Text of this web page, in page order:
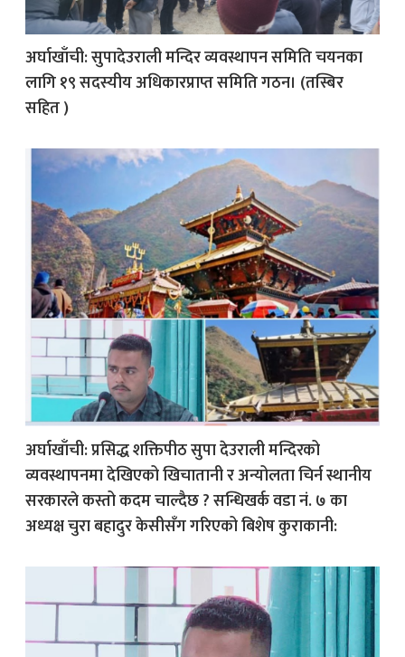
अर्घाखाँची: सुपादेउराली मन्दिर व्यवस्थापन समिति चयनका
लागि १९ सदस्यीय अधिकारप्राप्त समिति गठन। (तस्बिर
सहित )
अर्घाखाँची: प्रसिद्ध शक्तिपीठ सुपा देउराली मन्दिरको
व्यवस्थापनमा देखिएको खिचातानी र अन्योलता चिर्न स्थानीय
सरकारले कस्तो कदम चाल्दैछ ? सन्धिखर्क वडा नं. ७ का
अध्यक्ष चुरा बहादुर केसीसँग गरिएको बिशेष कुराकानी: